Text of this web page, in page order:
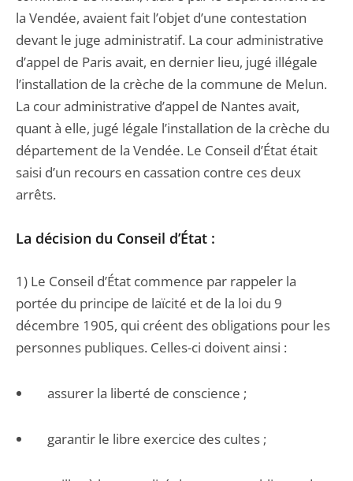
la Vendée, avaient fait l’objet d’une contestation
devant le juge administratif. La cour administrative
d’appel de Paris avait, en dernier lieu, jugé illégale
l’installation de la crèche de la commune de Melun.
La cour administrative d’appel de Nantes avait,
quant à elle, jugé légale l’installation de la crèche du
département de la Vendée. Le Conseil d’État était
saisi d’un recours en cassation contre ces deux
arrêts.
La décision du Conseil d’État :
1) Le Conseil d’État commence par rappeler la
portée du principe de laïcité et de la loi du 9
décembre 1905, qui créent des obligations pour les
personnes publiques. Celles-ci doivent ainsi :
assurer la liberté de conscience ;
garantir le libre exercice des cultes ;